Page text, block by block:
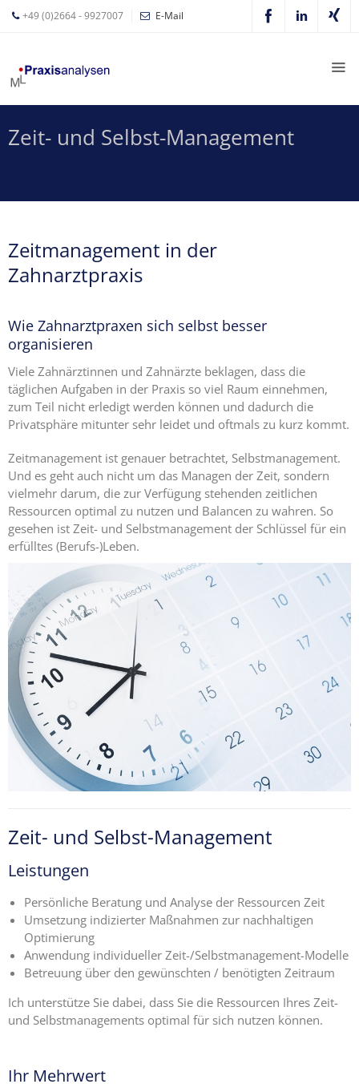
+49 (0)2664 - 9927007 E-Mail
Zeit- und Selbst-Management
Zeitmanagement in der
Zahnarztpraxis
Wie Zahnarztpraxen sich selbst besser
organisieren
Viele Zahnärztinnen und Zahnärzte beklagen, dass die
täglichen Aufgaben in der Praxis so viel Raum einnehmen,
zum Teil nicht erledigt werden können und dadurch die
Privatsphäre mitunter sehr leidet und oftmals zu kurz kommt.
Zeitmanagement ist genauer betrachtet, Selbstmanagement.
Und es geht auch nicht um das Managen der Zeit, sondern
vielmehr darum, die zur Verfügung stehenden zeitlichen
Ressourcen optimal zu nutzen und Balancen zu wahren. So
gesehen ist Zeit- und Selbstmanagement der Schlüssel für ein
erfülltes (Berufs-)Leben.
Zeit- und Selbst-Management
Leistungen
Persönliche Beratung und Analyse der Ressourcen Zeit
Umsetzung indizierter Maßnahmen zur nachhaltigen
Optimierung
Anwendung individueller Zeit-/Selbstmanagement-Modelle
Betreuung über den gewünschten / benötigten Zeitraum
Ich unterstütze Sie dabei, dass Sie die Ressourcen Ihres Zeit-
und Selbstmanagements optimal für sich nutzen können.
Ihr Mehrwert
Leyer
Expertisen
Betriebswirtschaftliche
Zahnarzt-
MVZ
Konzept
Expertise
1 – Z-
MVZ
Basics
2 – Z-
MVZ
Expertise 3 –
Positionierung
Expertise 4
– Z-MVZ
Filialisierung
Z-MVZ
Management
Ängste,
Blockaden
und
Zahnärzte
Blog
Kontakt